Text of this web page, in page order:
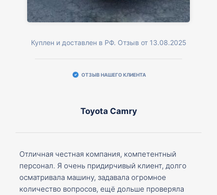
Куплен и доставлен в РФ. Отзыв от 13.08.2025
ОТЗЫВ НАШЕГО КЛИЕНТА
Toyota Camry
Отличная честная компания, компетентный
персонал. Я очень придирчивый клиент, долго
осматривала машину, задавала огромное
количество вопросов, ещё дольше проверяла